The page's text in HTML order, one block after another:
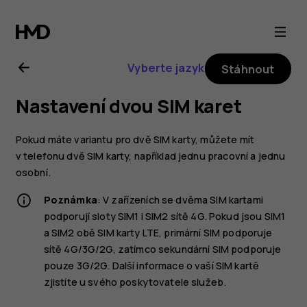
Uživatelská
příručka
k telefonu
Nokia 7
plus
Vyberte jazyk Stáhnout
Nastavení dvou SIM karet
Pokud máte variantu pro dvě SIM karty, můžete mít
v telefonu dvě SIM karty, například jednu pracovní a jednu
osobní.
Poznámka: V zařízeních se dvěma SIM kartami
podporují sloty SIM1 i SIM2 sítě 4G. Pokud jsou SIM1
a SIM2 obě SIM karty LTE, primární SIM podporuje
sítě 4G/3G/2G, zatímco sekundární SIM podporuje
pouze 3G/2G. Další informace o vaší SIM kartě
zjistíte u svého poskytovatele služeb.